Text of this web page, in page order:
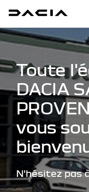
Toute
DACIA
vous
N'hésitez pas